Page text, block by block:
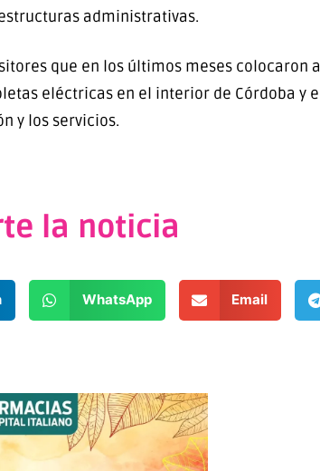
administrativas.
que en los últimos meses colocaron
eléctricas en el interior de Córdoba y
y los servicios.
la noticia
WhatsApp Email